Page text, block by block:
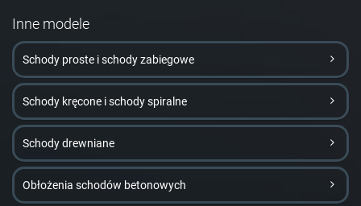
Inne modele
Schody proste i schody zabiegowe
Schody kręcone i schody spiralne
Schody drewniane
Obłożenia schodów betonowych